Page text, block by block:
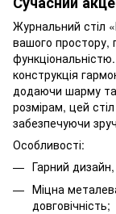
Журнальний стіл
вашого простору,
конструкція
додаючи шарму
розмірам, цей
забезпечуючи
Особливості:
Гарний
Міцна
довговічність;